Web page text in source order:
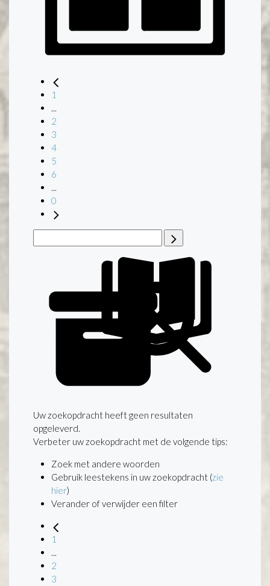
1
2
3
4
5
6
0
Uw zoekopdracht heeft geen resultaten
opgeleverd.
Verbeter uw zoekopdracht met de volgende tips:
Zoek met andere woorden
Gebruik leestekens in uw zoekopdracht (zie
hier)
Verander of verwijder een filter
1
...
2
3